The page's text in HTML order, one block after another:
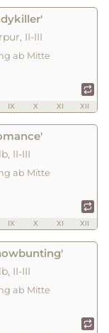
II-III
ab Mitte
IX X XI XII
II-III
ab Mitte
IX X XI XII
II-III
ab Mitte